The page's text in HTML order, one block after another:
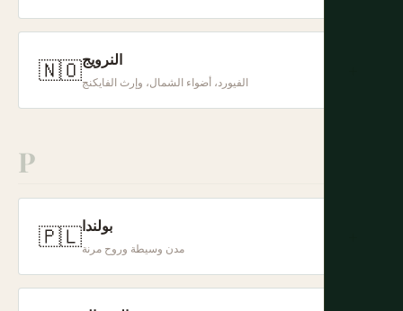
🇳🇴النرويج
الفيورد، أضواء الشمال، وإرث الفايكنج
P
🇵🇱بولندا
مدن وسيطة وروح مرنة